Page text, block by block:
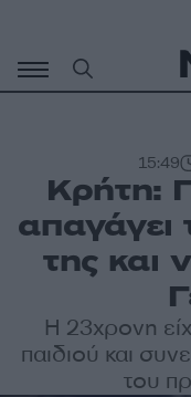
περιεχόμενο
15:49
Κρήτη:
της και
Η 23χρονη
παιδιού και
του